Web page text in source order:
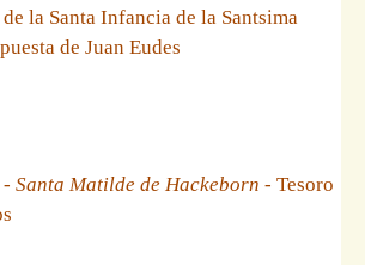
la Santa Infancia de la Santsima
de Juan Eudes
Santa Matilde de Hackeborn - Tesoro